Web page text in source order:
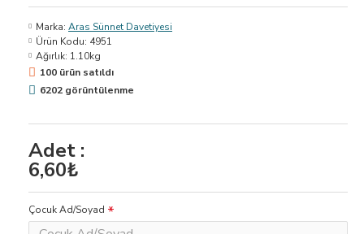
Adet :
6,60₺
Marka: Aras Sünnet Davetiyesi
Ürün Kodu: 4951
Ağırlık: 1.10kg
100 ürün satıldı
6202 görüntülenme
Çocuk Ad/Soyad